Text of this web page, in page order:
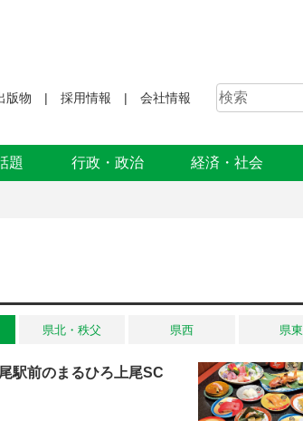
版物 採用情報 会社情報
題 行政・政治 経済・社会
県北・秩父 県西 県東
前のまるひろ上尾SC